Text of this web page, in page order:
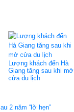
Lượng khách đến Hà
Giang tăng sau khi mở
cửa du lịch
2 năm “lỡ hẹn”